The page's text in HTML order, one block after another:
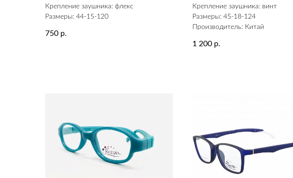
Крепление заушника: флекс
Размеры: 44-15-120
750 р.
Крепление заушника: винт
Размеры: 45-18-124
Производитель: Китай
1 200 р.